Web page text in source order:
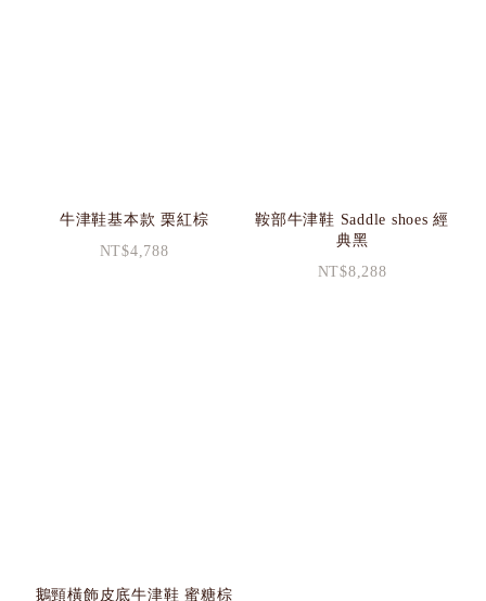
牛津鞋基本款 栗紅棕
NT$4,788
鞍部牛津鞋 Saddle shoes 經
典黑
NT$8,288
鵝頸橫飾皮底牛津鞋 蜜糖棕